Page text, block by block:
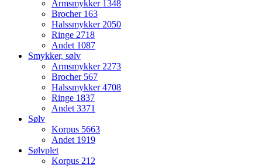
Armsmykker 1348
Brocher 163
Halssmykker2050
Ringe 2718
Andet 1087
Smykker, sølv
Armsmykker2273
Brocher 567
Halssmykker4708
Ringe 1837
Andet3371
Sølv
Korpus 5663
Andet 1919
Sølvplet
Korpus 212